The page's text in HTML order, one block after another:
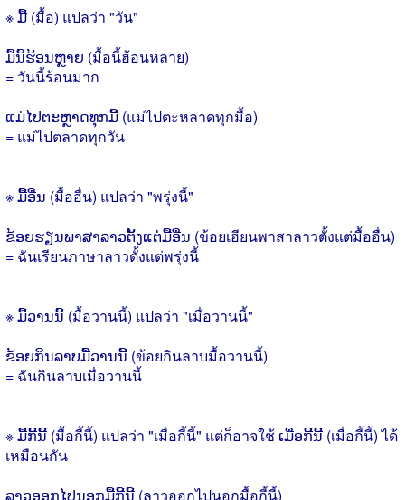
※ ມື້ (มื้อ) แปลว่า "วัน"
ມື້ນີ້ຮ້ອນຫຼາຍ (มื้อนี้ฮ้อนหลาย)
= วันนี้ร้อนมาก
ແມ່ໄປຕະຫຼາດທຸກມື້ (แม่ไปตะหลาดทุกมื้อ)
= แม่ไปตลาดทุกวัน
※ ມື້ອື່ນ (มื้ออื่น) แปลว่า "พรุ่งนี้"
ຂ້ອຍຮຽນພາສາລາວຕັ້ງແຕ່ມື້ອື່ນ (ข้อยเฮียนพาสาลาวตั้งแต่มื้ออื่น)
= ฉันเรียนภาษาลาวตั้งแต่พรุ่งนี้
※ ມື້ວານນີ້ (มื้อวานนี้) แปลว่า "เมื่อวานนี้"
ຂ້ອຍກິນລາບມື້ວານນີ້ (ข้อยกินลาบมื้อวานนี้)
= ฉันกินลาบเมื่อวานนี้
※ ມື້ກີ້ນີ້ (มื้อกี้นี้) แปลว่า "เมื่อกี้นี้" แต่ก็อาจใช้ ເມື່ອກີ້ນີ້ (เมื่อกี้นี้) ได้
เหมือนกัน
ລາວອອກໄປນອກມື້ກີ້ນີ້ (ลาวออกไปนอกมื้อกี้นี้)